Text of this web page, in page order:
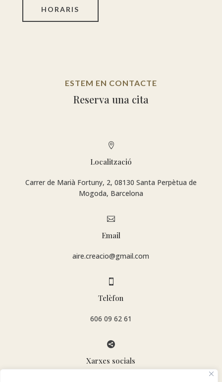
HORARIS
ESTEM EN CONTACTE
Reserva una cita

Localització
Carrer de Marià Fortuny, 2, 08130 Santa Perpètua de
Mogoda, Barcelona

Email
aire.creacio@gmail.com

Telèfon
606 09 62 61

Xarxes socials